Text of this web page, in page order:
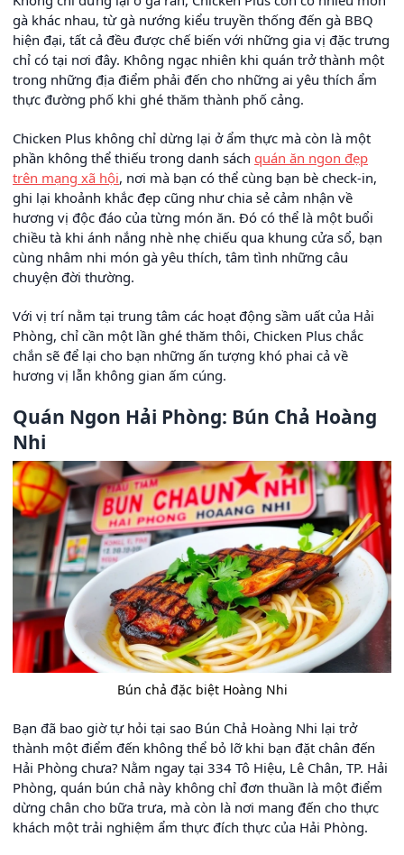
gà khác nhau, từ gà nướng kiểu truyền thống đến gà BBQ
hiện đại, tất cả đều được chế biến với những gia vị đặc trưng
chỉ có tại nơi đây. Không ngạc nhiên khi quán trở thành một
trong những địa điểm phải đến cho những ai yêu thích ẩm
thực đường phố khi ghé thăm thành phố cảng.
Chicken Plus không chỉ dừng lại ở ẩm thực mà còn là một
phần không thể thiếu trong danh sách quán ăn ngon đẹp
trên mạng xã hội, nơi mà bạn có thể cùng bạn bè check-in,
ghi lại khoảnh khắc đẹp cũng như chia sẻ cảm nhận về
hương vị độc đáo của từng món ăn. Đó có thể là một buổi
chiều tà khi ánh nắng nhè nhẹ chiếu qua khung cửa sổ, bạn
cùng nhâm nhi món gà yêu thích, tâm tình những câu
chuyện đời thường.
Với vị trí nằm tại trung tâm các hoạt động sầm uất của Hải
Phòng, chỉ cần một lần ghé thăm thôi, Chicken Plus chắc
chắn sẽ để lại cho bạn những ấn tượng khó phai cả về
hương vị lẫn không gian ấm cúng.
Quán Ngon Hải Phòng: Bún Chả Hoàng
Nhi
Bún chả đặc biệt Hoàng Nhi
Bạn đã bao giờ tự hỏi tại sao Bún Chả Hoàng Nhi lại trở
thành một điểm đến không thể bỏ lỡ khi bạn đặt chân đến
Hải Phòng chưa? Nằm ngay tại 334 Tô Hiệu, Lê Chân, TP. Hải
Phòng, quán bún chả này không chỉ đơn thuần là một điểm
dừng chân cho bữa trưa, mà còn là nơi mang đến cho thực
khách một trải nghiệm ẩm thực đích thực của Hải Phòng.